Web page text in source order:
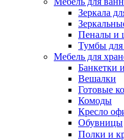
Зеркала
Пеналы и
Тумбы
Мебель для
Банкетки
Вешалки
Готовые
Комоды
Кресло
Обувницы
Полки и